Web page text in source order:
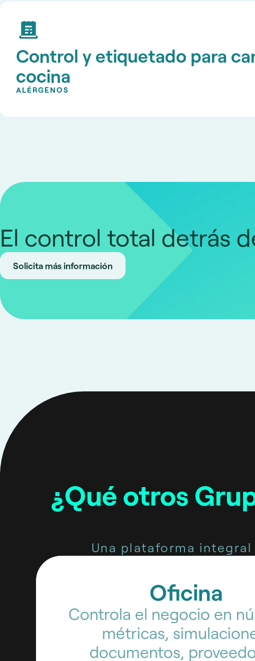
Control y etiquetado para
cocina
ALÉRGENOS
El control total detrás
Solicita más información
¿Qué otros
Una plataforma
Oficina
Controla el negocio en
métricas,
documentos,